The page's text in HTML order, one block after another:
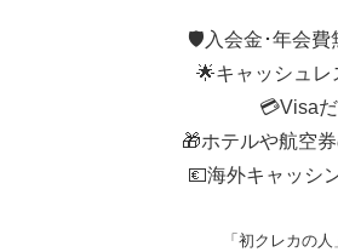
🛡入会金･年会費
🌟キャッシュレ
💳Visa
🎁ホテルや航空
💶海外キャッシ
「初クレカの